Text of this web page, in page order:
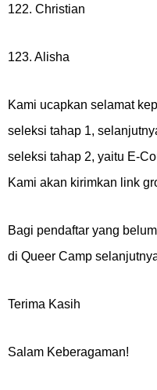
122. Christian
123. Alisha
Kami ucapkan selamat
seleksi tahap 1,
seleksi tahap 2, yaitu E-
Kami akan kirimkan link
Bagi pendaftar yang
di Queer Camp
Terima Kasih
Salam Keberagaman!